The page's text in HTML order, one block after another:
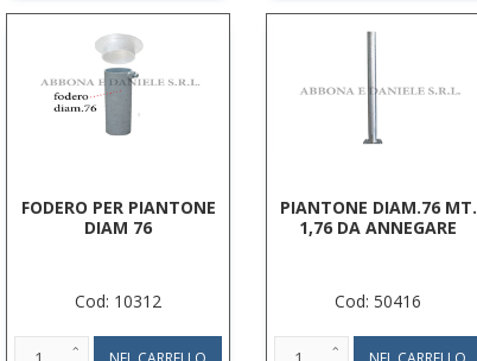
FODERO PER PIANTONE
DIAM 76
Cod: 10312
PIANTONE DIAM.76 MT.
1,76 DA ANNEGARE
Cod: 50416